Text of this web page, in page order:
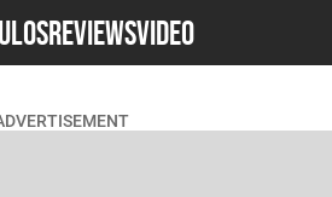
REVIEWSVideo